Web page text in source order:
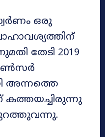
ഒരു
തേടി 2019
അന്നത്തെ
കത്തയച്ചിരുന്നു